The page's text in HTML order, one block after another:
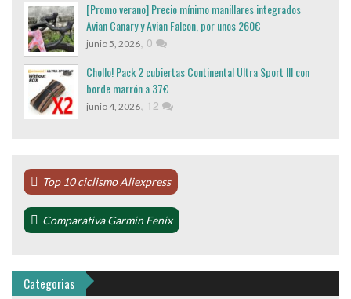
[Promo verano] Precio mínimo manillares integrados
Avian Canary y Avian Falcon, por unos 260€
junio 5, 2026, 0
Chollo! Pack 2 cubiertas Continental Ultra Sport III con
borde marrón a 37€
junio 4, 2026, 12
Top 10 ciclismo Aliexpress
Comparativa Garmin Fenix
Categorias